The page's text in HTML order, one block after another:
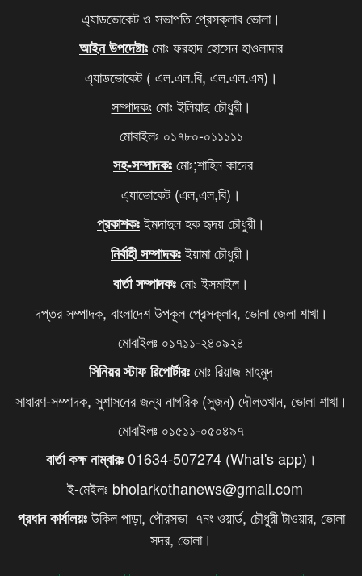
খালেদা জিয়ার সমাধিতে শ্রদ্ধা জানাতে আজও মানুষের ঢল
আবারও বাড়ল এলপি গ্যাসের দাম
দিল্লিতে থাকা আপনার বোনকে বাংলাদেশে ফেরত পাঠান,
মোদিকে ওয়াইসির কড়া হুঁশিয়ারি
এ্যাডভোকেট ও সভাপতি প্রেসক্লাব ভোলা।
আইন উপদেষ্টাঃমোঃ ফরহাদ হোসেন হাওলাদার
এ্যাডভোকেট ( এল.এল.বি, এল.এল.এম)।
সম্পাদকঃ মোঃ ইলিয়াছ চৌধুরী।
মোবাইলঃ ০১৭৮০-০১১১১১
সহ-সম্পাদকঃমোঃ;শাহিন কাদের
এ্যাভোকেট (এল,এল,বি)।
প্রকাশকঃইমদাদুল হক হৃদয় চৌধুরী।
নির্বাহী সম্পাদকঃইয়ামা চৌধুরী।
বার্তা সম্পাদকঃমোঃ ইসমাইল।
দপ্তর সম্পাদক, বাংলাদেশ উপকূল প্রেসক্লাব, ভোলা জেলা শাখা।
মোবাইলঃ ০১৭১১-২৪০৯২৪
সিনিয়র স্টাফ রিপোর্টারঃমোঃ রিয়াজ মাহমুদ
সাধারণ-সম্পাদক, সুশাসনের জন্য নাগরিক (সুজন) দৌলতখান, ভোলা শাখা।
মোবাইলঃ ০১৫১১-০৫০৪৯৭
বার্তা কক্ষ নাম্বারঃ01634-507274 (What's app)।
ই-মেইলঃ bholarkothanews@gmail.com
প্রধান কার্যালয়ঃউকিল পাড়া, পৌরসভা ৭নং ওয়ার্ড, চৌধুরী টাওয়ার, ভোলা
সদর, ভোলা।